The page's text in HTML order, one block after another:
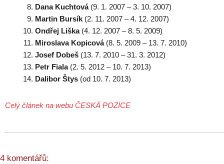
Dana Kuchtová(9. 1. 2007 – 3. 10. 2007)
Martin Bursík (2. 11. 2007 – 4. 12. 2007)
Ondřej Liška(4. 12. 2007 – 8. 5. 2009)
Miroslava Kopicová(8. 5. 2009 – 13. 7. 2010)
Josef Dobeš (13. 7. 2010 – 31. 3. 2012)
Petr Fiala(2. 5. 2012 – 10. 7. 2013)
Dalibor Štys (od 10. 7. 2013)
Celý článek na webu ČESKÁ POZICE
4 komentářů: